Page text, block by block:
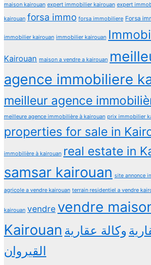
maison kairouan expert immobilier kairouan expert
kairouan forsa immo forsa immobiliere Forsa
immobilier kairouan immobilier kairouan
Kairouan maison a vendre a kairouan
agence immobiliere
meilleur agence
meilleure agence immobilière à kairouan prix immobilier
properties for sale in
immobilière à kairouan real estate in
samsar kairouan site annonce
agricole a vendre kairouan terrain residentiel a vendre
kairouan vendre vendre
Kairouan وكالة عقارية
القيروان